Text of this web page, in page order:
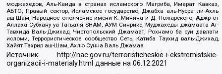
моджахедов, Аль-Каида в странах исламского Магриба, Имарат Кавказ,
АБТО, Правый сектор, Исламское государство, Джабха аль-Нусра ли-Ахль
аш-Шам, Народное ополчение имени К. Минина и Д. Пожарского, Аджр от
Аллаха Субхану уа Тагьаля SHAM, АУМ Синрике, Муджахеды джамаата Ат-
Тавхида Валь-Джихад, Чистопольский Джамаат, Рохнамо ба суи давлати
исломи, Террористическое сообщество Сеть, Катиба Таухид валь-Джихад,
Хайят Тахрир аш-Шам, Ахлю Сунна Валь Джамаа
Источник:
http://nac.gov.ru/terroristicheskie-i-ekstremistskie-
organizacii-i-materialy.html данные на06.12.2021